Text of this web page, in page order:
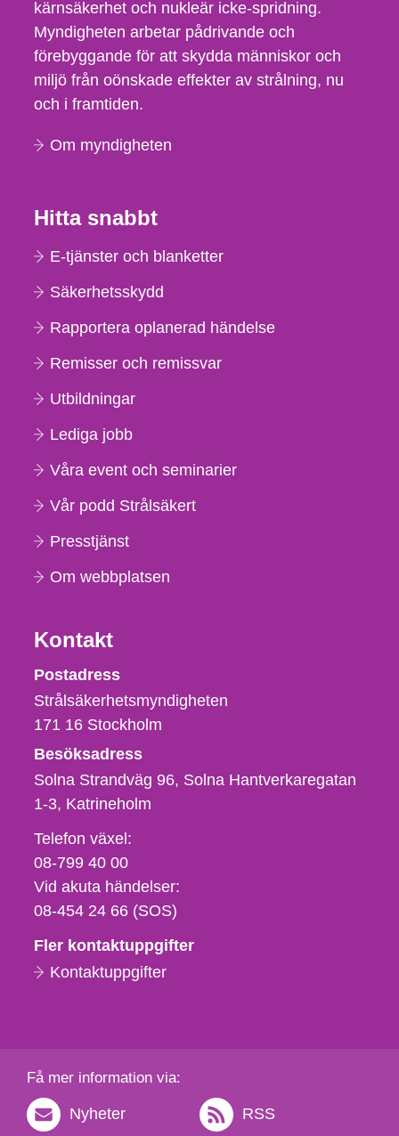
kärnsäkerhet och nukleär icke-spridning.
Myndigheten arbetar pådrivande och
förebyggande för att skydda människor och
miljö från oönskade effekter av strålning, nu
och i framtiden.
Om myndigheten
Hitta snabbt
E-tjänster och blanketter
Säkerhetsskydd
Rapportera oplanerad händelse
Remisser och remissvar
Utbildningar
Lediga jobb
Våra event och seminarier
Vår podd Strålsäkert
Presstjänst
Om webbplatsen
Kontakt
Strålsäkerhetsmyndigheten
Postadress
Strålsäkerhetsmyndigheten
171 16 Stockholm
Besöksadress
Solna Strandväg 96, Solna Hantverkaregatan
1-3 Katrineholm
Telefon,
fax
och
e-
Telefon växel:
08-799 40 00
Vid akuta händelser:
08-454 24 66 (SOS)
Fler kontaktuppgifter
Kontaktuppgifter
Få mer information via:
Nyheter RSS